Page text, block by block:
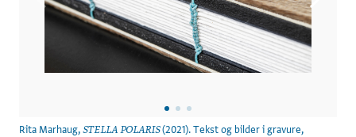
Rita Marhaug, STELLA POLARIS(2021). Tekst og bilder i gravure,